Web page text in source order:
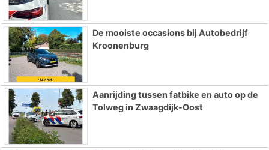
De mooiste occasions bij Autobedrijf
Kroonenburg
Aanrijding tussen fatbike en auto op de
Tolweg in Zwaagdijk-Oost